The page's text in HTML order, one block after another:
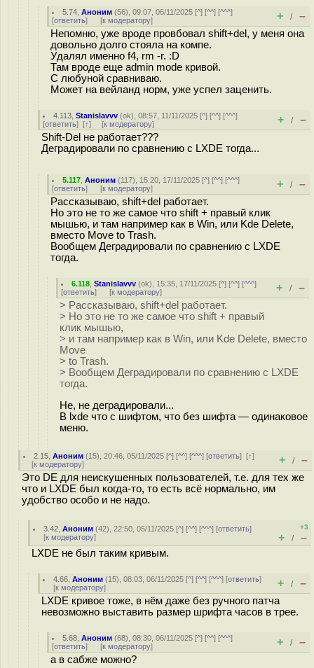
5.74 ,Аноним (56), 09:07, 06/11/2025 [^] [^^] [^^^]
[ответить] [к модератору] + / –
Непомню, уже вроде провбовал shift+del, у меня она
довольно долго стояла на компе.
Удалял именно f4, rm -r. :D
Там вроде еще admin mode кривой.
С любуной сравниваю.
Может на вейланд норм, уже успел заценить.
4.113 ,Stanislavvv (ok), 08:57, 11/11/2025 [^] [^^] [^^^]
[ответить] [↑] [к модератору] + / –
Shift-Del не работает???
Деградировали по сравнению с LXDE тогда...
5.117 ,Аноним (117), 15:20, 17/11/2025 [^] [^^] [^^^]
[ответить] [к модератору] + / –
Рассказываю, shift+del работает.
Но это не то же самое что shift + правый клик
мышью, и там например как в Win, или Kde Delete,
вместо Move to Trash.
Вообщем Деградировали по сравнению с LXDE
тогда.
6.118 ,Stanislavvv (ok), 15:35, 17/11/2025 [^] [^^] [^^^]
[ответить] [к модератору] + / –
> Рассказываю, shift+del работает.
> Но это не то же самое что shift + правый
клик мышью,
> и там например как в Win, или Kde Delete, вместо
Move
> to Trash.
> Вообщем Деградировали по сравнению с LXDE
тогда.
Не, не деградировали...
В lxde что с шифтом, что без шифта — одинаковое
меню.
2.15 ,Аноним (15), 20:46, 05/11/2025 [^] [^^] [^^^] [ответить][↑]
[к модератору] + / –
Это DE для неискушенных пользователей, т.е. для тех же
что и LXDE был когда-то, то есть всё нормально, им
удобство особо и не надо.
3.42 ,Аноним (42), 22:50, 05/11/2025 [^] [^^] [^^^] [ответить]
[к модератору]
+3
+ / –
LXDE не был таким кривым.
4.66 ,Аноним (15), 08:03, 06/11/2025 [^] [^^] [^^^] [ответить]
[к модератору] + / –
LXDE кривое тоже, в нём даже без ручного патча
невозможно выставить размер шрифта часов в трее.
5.68 ,Аноним (68), 08:30, 06/11/2025 [^] [^^] [^^^]
[ответить] [к модератору] + / –
а в сабже можно?